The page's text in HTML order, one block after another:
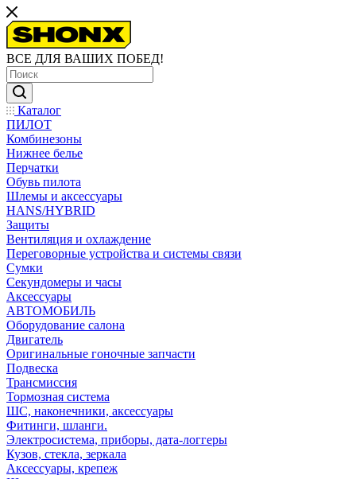
ВСЕ ДЛЯ ВАШИХ ПОБЕД!
Каталог
ПИЛОТ
Комбинезоны
Нижнее белье
Перчатки
Обувь пилота
Шлемы и аксессуары
HANS/HYBRID
Защиты
Вентиляция и охлаждение
Переговорные устройства и системы связи
Сумки
Секундомеры и часы
Аксессуары
АВТОМОБИЛЬ
Оборудование салона
Двигатель
Оригинальные гоночные запчасти
Подвеска
Трансмиссия
Тормозная система
ШС, наконечники, аксессуары
Фитинги, шланги.
Электросистема, приборы, дата-логгеры
Кузов, стекла, зеркала
Аксессуары, крепеж